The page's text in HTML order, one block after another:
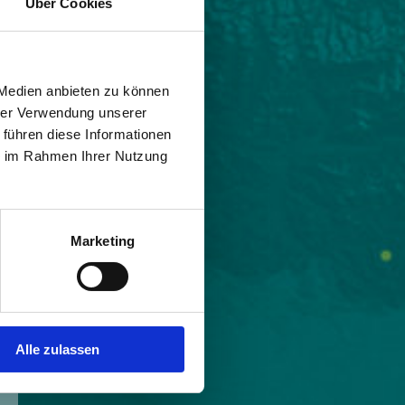
anbieten zu können
Verwendung unserer
diese Informationen
Rahmen Ihrer Nutzung
Marketing
Alle zulassen